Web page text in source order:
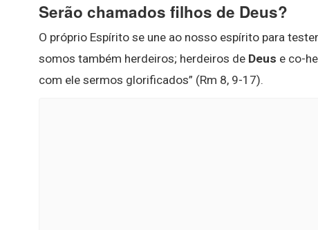
Serão chamados filhos de Deus?
O próprio Espírito se une ao nosso espírito para
somos também herdeiros; herdeiros de Deus e co-
com ele sermos glorificados” (Rm 8, 9-17).